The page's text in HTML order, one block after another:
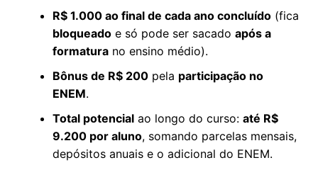
R$ 1.000 ao final de cada ano concluído(fica
bloqueadoe só pode ser sacado após a
formaturano ensino médio).
Bônus de R$ 200pela participação no
ENEM.
Total potencialao longo do curso: até R$
9.200 por aluno, somando parcelas mensais,
depósitos anuais e o adicional do ENEM.